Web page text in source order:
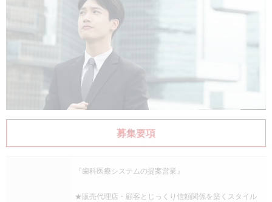
募集要項
『歯科医療システムの提案営業』
★販売代理店・顧客とじっくり信頼関係を築くスタイル